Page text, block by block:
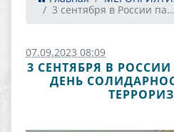
3 сентября в России па...
07.09.2023 08:09
3 СЕНТЯБРЯ В
ДЕНЬ